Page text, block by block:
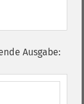
Ausgabe: